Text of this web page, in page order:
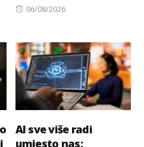
Posted
06/08/2026
AI sve više radi
umjesto nas: